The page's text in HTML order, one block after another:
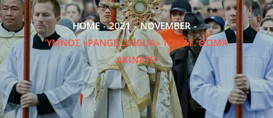
HOME 2021
NOVEMBER
ΎΜΝΟΣ «PANGE LINGUA» ΤΟΥ ΑΓ. ΘΩΜΆ
ΑΚΙΝΆΤΗ